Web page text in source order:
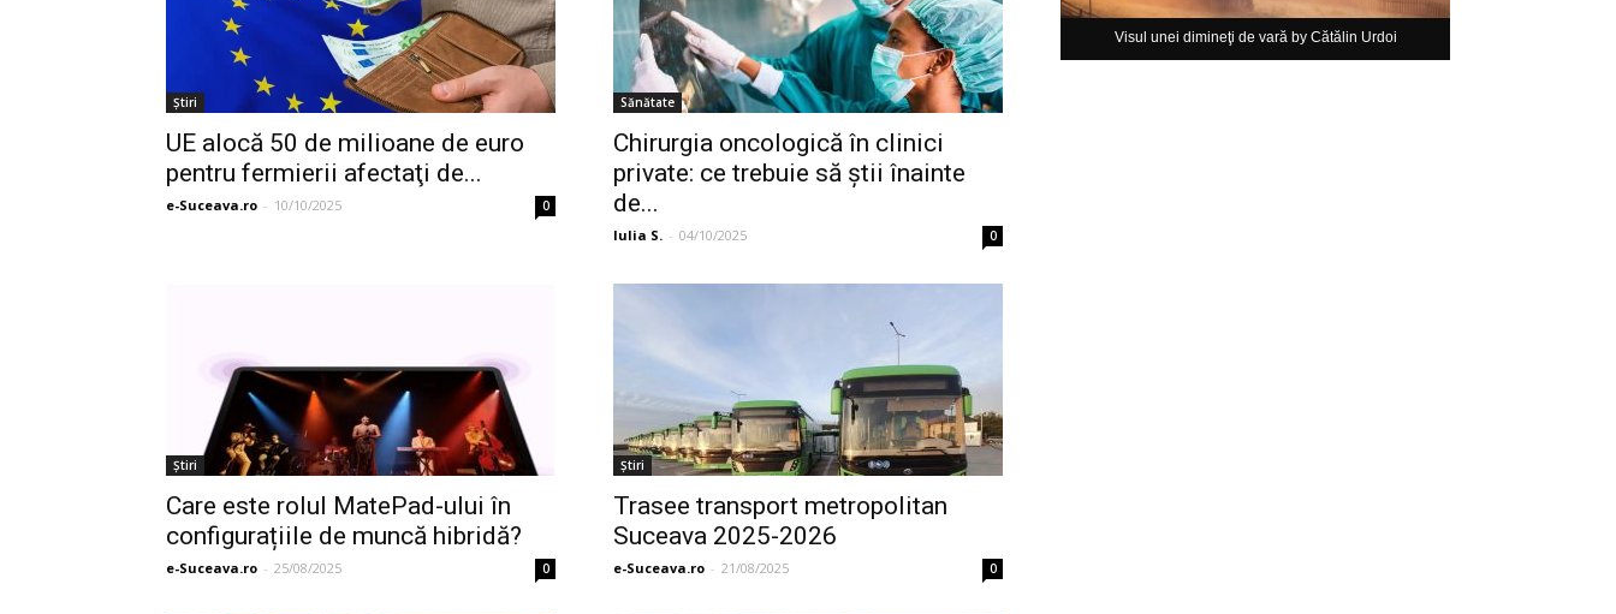
Ştiri
UE alocă 50 de milioane de euro
pentru fermierii afectaţi de...
e-Suceava.ro - 10/10/2025 0
Sănătate
Chirurgia oncologică în clinici
private: ce trebuie să știi înainte
de...
Iulia S. - 04/10/2025 0
Ştiri
Care este rolul MatePad-ului în
configurațiile de muncă hibridă?
e-Suceava.ro - 25/08/2025 0
Ştiri
Trasee transport metropolitan
Suceava 2025-2026
e-Suceava.ro - 21/08/2025 0
Visul unei dimineţi de vară by Cătălin Urdoi